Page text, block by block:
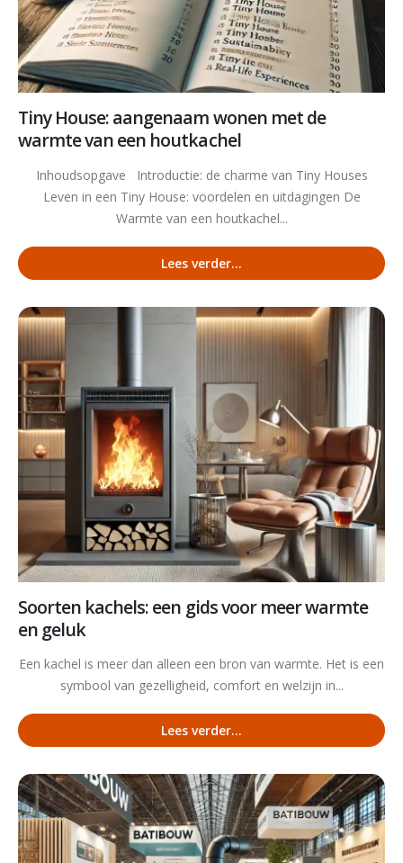
Tiny House: aangenaam wonen met de
warmte van een houtkachel
Inhoudsopgave Introductie: de charme van Tiny Houses
Leven in een Tiny House: voordelen en uitdagingen De
Warmte van een houtkachel...
Lees verder...
Soorten kachels: een gids voor meer warmte
en geluk
Een kachel is meer dan alleen een bron van warmte. Het is een
symbool van gezelligheid, comfort en welzijn in...
Lees verder...